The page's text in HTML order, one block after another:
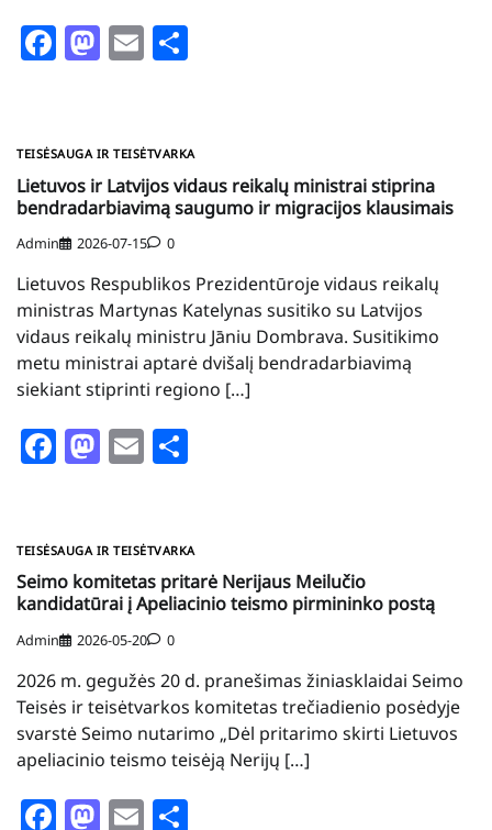
Facebook
Mastodon
Email
TEISĖSAUGA IR TEISĖTVARKA
Lietuvos ir Latvijos vidaus reikalų ministrai stiprina
bendradarbiavimą saugumo ir migracijos klausimais
Admin 2026-07-15 0
Lietuvos Respublikos Prezidentūroje vidaus reikalų
ministras Martynas Katelynas susitiko su Latvijos
vidaus reikalų ministru Jāniu Dombrava. Susitikimo
metu ministrai aptarė dvišalį bendradarbiavimą
siekiant stiprinti regiono […]
Facebook
Mastodon
Email
TEISĖSAUGA IR TEISĖTVARKA
Seimo komitetas pritarė Nerijaus Meilučio
kandidatūrai į Apeliacinio teismo pirmininko postą
Admin 2026-05-20 0
2026 m. gegužės 20 d. pranešimas žiniasklaidai Seimo
Teisės ir teisėtvarkos komitetas trečiadienio posėdyje
svarstė Seimo nutarimo „Dėl pritarimo skirti Lietuvos
apeliacinio teismo teisėją Nerijų […]
Facebook
Mastodon
Email